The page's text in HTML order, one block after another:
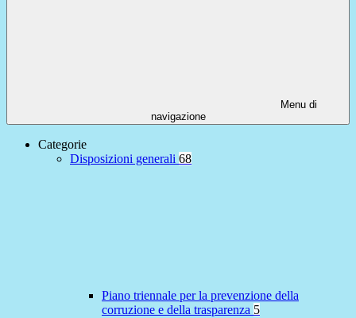
Menu di
navigazione
Categorie
Disposizioni generali 68
Piano triennale per la prevenzione della
corruzione e della trasparenza 5